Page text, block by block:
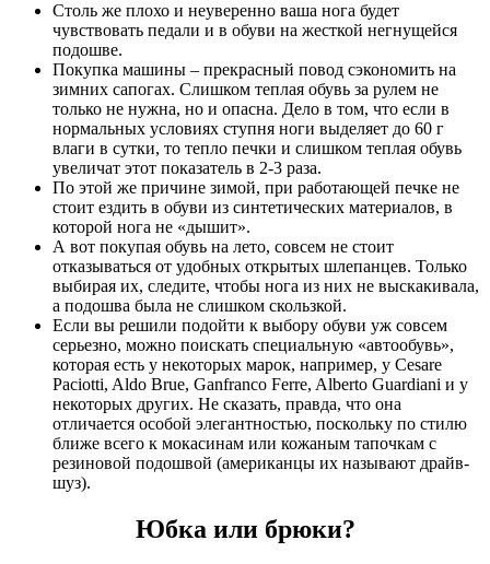
Столь же плохо и неуверенно ваша нога будет
чувствовать педали и в обуви на жесткой негнущейся
подошве.
Покупка машины – прекрасный повод сэкономить на
зимних сапогах. Слишком теплая обувь за рулем не
только не нужна, но и опасна. Дело в том, что если в
нормальных условиях ступня ноги выделяет до 60 г
влаги в сутки, то тепло печки и слишком теплая обувь
увеличат этот показатель в 2-3 раза.
По этой же причине зимой, при работающей печке не
стоит ездить в обуви из синтетических материалов, в
которой нога не «дышит».
А вот покупая обувь на лето, совсем не стоит
отказываться от удобных открытых шлепанцев. Только
выбирая их, следите, чтобы нога из них не выскакивала,
а подошва была не слишком скользкой.
Если вы решили подойти к выбору обуви уж совсем
серьезно, можно поискать специальную «автообувь»,
которая есть у некоторых марок, например, у Cesare
Paciotti, Aldo Brue, Ganfranco Ferre, Alberto Guardiani и у
некоторых других. Не сказать, правда, что она
отличается особой элегантностью, поскольку по стилю
ближе всего к мокасинам или кожаным тапочкам с
резиновой подошвой (американцы их называют драйв-
шуз).
Юбка или брюки?